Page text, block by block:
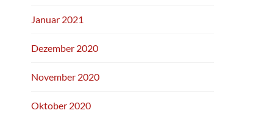
Januar 2021
Dezember 2020
November 2020
Oktober 2020